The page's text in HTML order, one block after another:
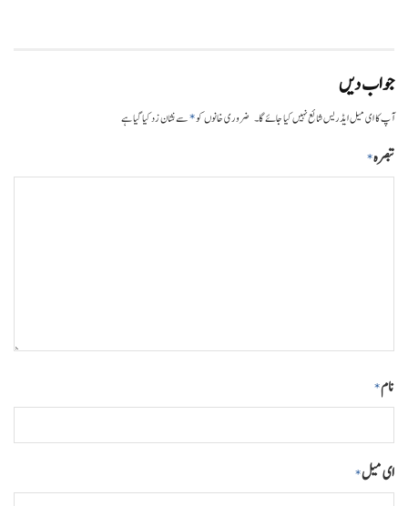
جواب دیں
آپ کا ای میل ایڈریس شائع نہیں کیا جائے گا۔ ضروری خانوں کو*سے نشان زد کیا گیا ہے
تبصرہ*
نام*
ای میل*